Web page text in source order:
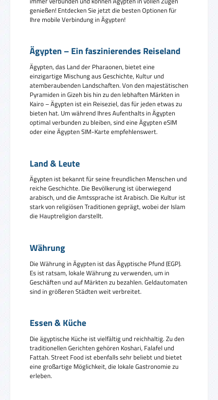
genießen! Entdecken Sie jetzt die besten Optionen für
Ihre mobile Verbindung in Ägypten!
Ägypten – Ein faszinierendes Reiseland
Ägypten, das Land der Pharaonen, bietet eine
einzigartige Mischung aus Geschichte, Kultur und
atemberaubenden Landschaften. Von den majestätischen
Pyramiden in Gizeh bis hin zu den lebhaften Märkten in
Kairo – Ägypten ist ein Reiseziel, das für jeden etwas zu
bieten hat. Um während Ihres Aufenthalts in Ägypten
optimal verbunden zu bleiben, sind eine Ägypten eSIM
oder eine Ägypten SIM-Karte empfehlenswert.
Land & Leute
Ägypten ist bekannt für seine freundlichen Menschen und
reiche Geschichte. Die Bevölkerung ist überwiegend
arabisch, und die Amtssprache ist Arabisch. Die Kultur ist
stark von religiösen Traditionen geprägt, wobei der Islam
die Hauptreligion darstellt.
Währung
Die Währung in Ägypten ist das Ägyptische Pfund (EGP).
Es ist ratsam, lokale Währung zu verwenden, um in
Geschäften und auf Märkten zu bezahlen. Geldautomaten
sind in größeren Städten weit verbreitet.
Essen & Küche
Die ägyptische Küche ist vielfältig und reichhaltig. Zu den
traditionellen Gerichten gehören Koshari, Falafel und
Fattah. Street Food ist ebenfalls sehr beliebt und bietet
eine großartige Möglichkeit, die lokale Gastronomie zu
erleben.